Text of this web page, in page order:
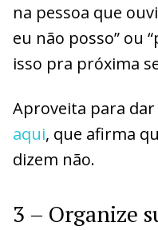
na pessoa que
eu não posso” ou
isso pra próxima
Aproveita para
aqui, que afirma
dizem não.
3 – Organize